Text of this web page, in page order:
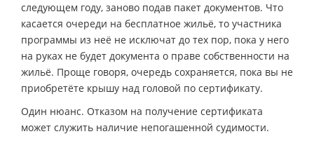
следующем году, заново подав пакет документов. Что
касается очереди на бесплатное жильё, то участника
программы из неё не исключат до тех пор, пока у него
на руках не будет документа о праве собственности на
жильё. Проще говоря, очередь сохраняется, пока вы не
приобретёте крышу над головой по сертификату.
Один нюанс. Отказом на получение сертификата
может служить наличие непогашенной судимости.